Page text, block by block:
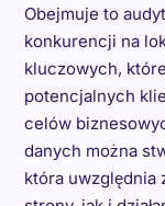
Obejmuje to
konkurencji na
kluczowych,
potencjalnych
celów
danych można
która uwzględnia